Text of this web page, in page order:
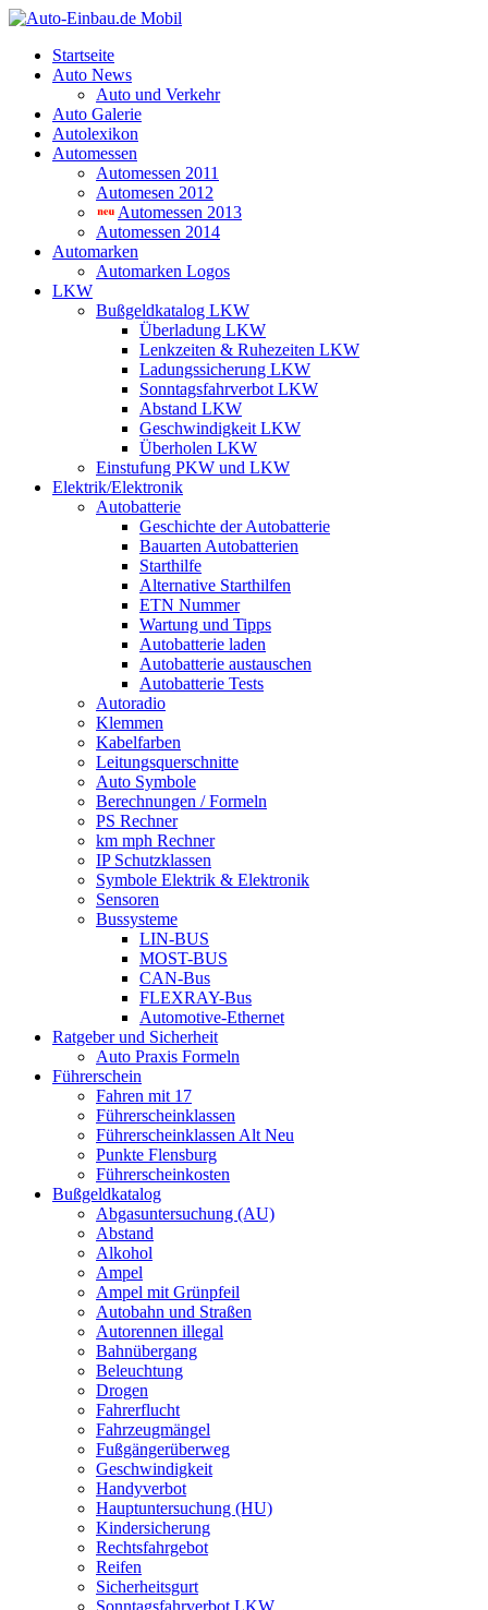
Startseite
Auto News
Auto und Verkehr
Auto Galerie
Autolexikon
Automessen
Automessen 2011
Automesen 2012
Automessen 2013
Automessen 2014
Automarken
Automarken Logos
LKW
Bußgeldkatalog LKW
Überladung LKW
Lenkzeiten & Ruhezeiten LKW
Ladungssicherung LKW
Sonntagsfahrverbot LKW
Abstand LKW
Geschwindigkeit LKW
Überholen LKW
Einstufung PKW und LKW
Elektrik/Elektronik
Autobatterie
Geschichte der Autobatterie
Bauarten Autobatterien
Starthilfe
Alternative Starthilfen
ETN Nummer
Wartung und Tipps
Autobatterie laden
Autobatterie austauschen
Autobatterie Tests
Autoradio
Klemmen
Kabelfarben
Leitungsquerschnitte
Auto Symbole
Berechnungen / Formeln
PS Rechner
km mph Rechner
IP Schutzklassen
Symbole Elektrik & Elektronik
Sensoren
Bussysteme
LIN-BUS
MOST-BUS
CAN-Bus
FLEXRAY-Bus
Automotive-Ethernet
Ratgeber und Sicherheit
Auto Praxis Formeln
Führerschein
Fahren mit 17
Führerscheinklassen
Führerscheinklassen Alt Neu
Punkte Flensburg
Führerscheinkosten
Bußgeldkatalog
Abgasuntersuchung (AU)
Abstand
Alkohol
Ampel
Ampel mit Grünpfeil
Autobahn und Straßen
Autorennen illegal
Bahnübergang
Beleuchtung
Drogen
Fahrerflucht
Fahrzeugmängel
Fußgängerüberweg
Geschwindigkeit
Handyverbot
Hauptuntersuchung (HU)
Kindersicherung
Rechtsfahrgebot
Reifen
Sicherheitsgurt
Sonntagsfahrverbot LKW